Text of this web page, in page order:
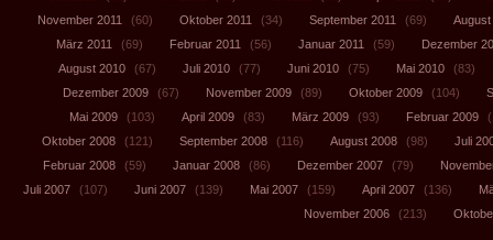
November 2011
(60) Oktober 2011 (34) September 2011 (69)
August
März 2011
(69) Februar 2011 (56) Januar 2011 (59)
Dezember
August 2010
(67) Juli 2010 (77) Juni 2010 (75) Mai 2010
(83)
Dezember 2009
(67) November 2009 (89) Oktober 2009 (104)
Mai 2009
(103) April 2009 (83) März 2009 (93) Februar 2009
Oktober 2008
(121) September 2008 (116) August 2008 (98)
Juli
Februar 2008
(59) Januar 2008 (86) Dezember 2007 (79)
Juli 2007
(107) Juni 2007 (139) Mai 2007 (159) April 2007 (136)
November 2006
(213)